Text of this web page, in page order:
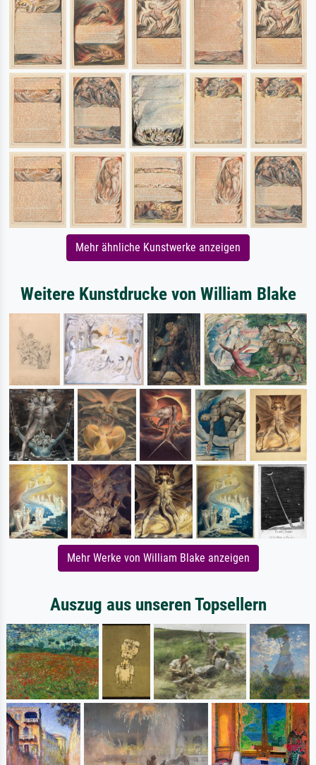
Mehr ähnliche Kunstwerke anzeigen
Weitere Kunstdrucke von William Blake
Mehr Werke von William Blake anzeigen
Auszug aus unseren Topsellern